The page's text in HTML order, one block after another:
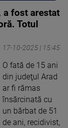
a fost arestat
Totul
17-10-2025 | 15:45
O fată de 15 ani
din judeţul Arad
ar fi rămas
însărcinată cu
un bărbat de 51
de ani, recidivist,